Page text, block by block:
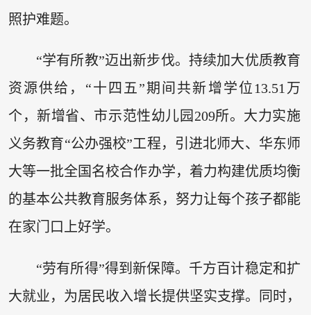
照护难题。
“学有所教”迈出新步伐。持续加大优质教育
资源供给，“十四五”期间共新增学位13.51万
个，新增省、市示范性幼儿园209所。大力实施
义务教育“公办强校”工程，引进北师大、华东师
大等一批全国名校合作办学，着力构建优质均衡
的基本公共教育服务体系，努力让每个孩子都能
在家门口上好学。
“劳有所得”得到新保障。千方百计稳定和扩
大就业，为居民收入增长提供坚实支撑。同时，